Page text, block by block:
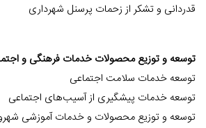
قدردانی و تشکر از زحمات پرسنل شهرداری
توسعه و توزیع محصولات خدمات فرهنگی و
توسعه خدمات سلامت اجتماعی
توسعه خدمات پیشگیری از آسیب‌های اجتماعی
توسعه و توزیع محصولات و خدمات آموزشی